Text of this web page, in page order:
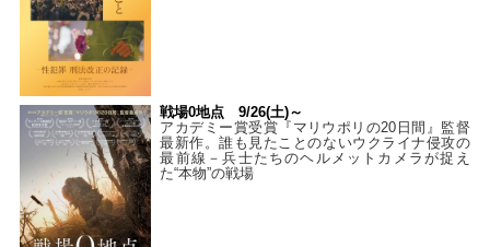
戦場0地点 9/26(土)～
アカデミー賞受賞『マリウポリの20日間』監督
最新作。誰も見たことのないウクライナ侵攻の
最前線－兵士たちのヘルメットカメラが捉え
た“本物”の戦場